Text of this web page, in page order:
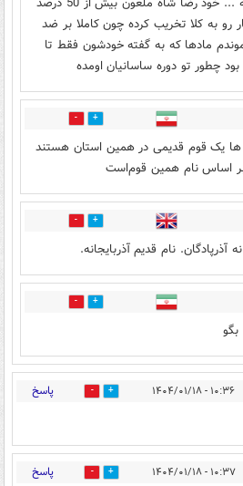
رو به کلا تخریب کرده چون کاملا بر ضد
مادها که به گفته خودشون فقط تا
چطور تو دوره ساسانیان اومده
12
ها یک قوم قدیمی در همین استان هستند
اساس نام همین قوم‌است
6
آذرپادگان. نام قدیم آذربایجانه.
1
۱۰:۳۶ - ۱۴۰۴/۰۱/۱۸ 10 پاسخ
۱۰:۳۷ - ۱۴۰۴/۰۱/۱۸ 17 پاسخ